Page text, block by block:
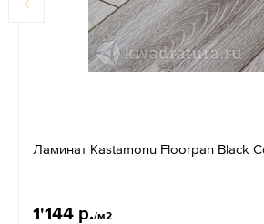
Ламинат Kastamonu Floorpan Black
1'144 р./м2